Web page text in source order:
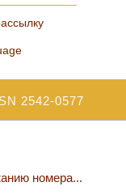
2542-0577
номера...